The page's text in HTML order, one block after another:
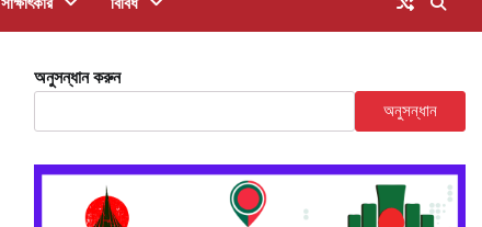
অনুসন্ধান করুন
অনুসন্ধান